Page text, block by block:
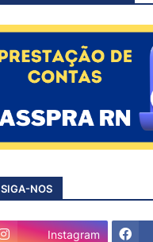
SIGA-NOS
Instagram